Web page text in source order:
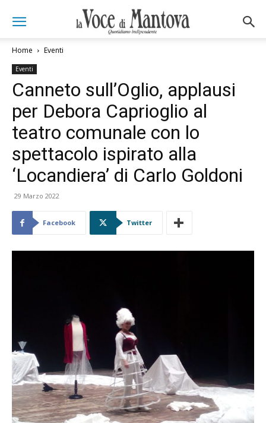
Home Eventi
Eventi
Canneto sull’Oglio, applausi
per Debora Caprioglio al
teatro comunale con lo
spettacolo ispirato alla
‘Locandiera’ di Carlo Goldoni
29 Marzo 2022
Facebook Twitter